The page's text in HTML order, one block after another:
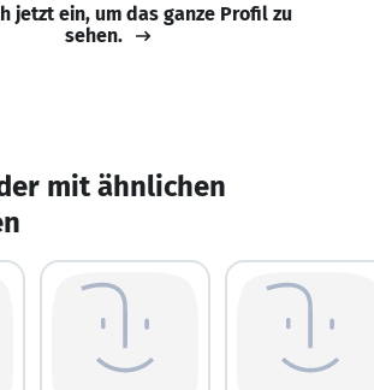
jetzt ein, um das ganze Profil zu
sehen.
mit ähnlichen